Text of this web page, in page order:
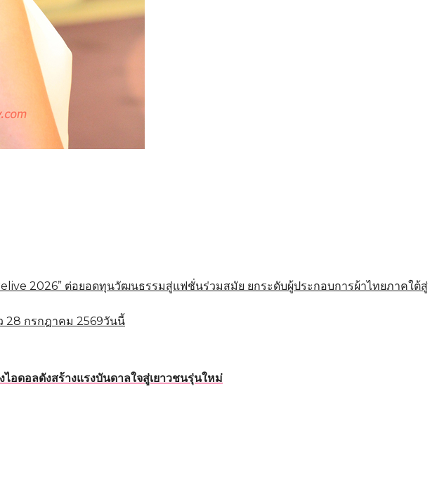
2026” ต่อยอดทุนวัฒนธรรมสู่แฟชั่นร่วมสมัย ยกระดับผู้ประกอบการผ้าไทยภาคใต้สู่
28 กรกฎาคม 2569วันนี้
ดอลดังสร้างแรงบันดาลใจสู่เยาวชนรุ่นใหม่